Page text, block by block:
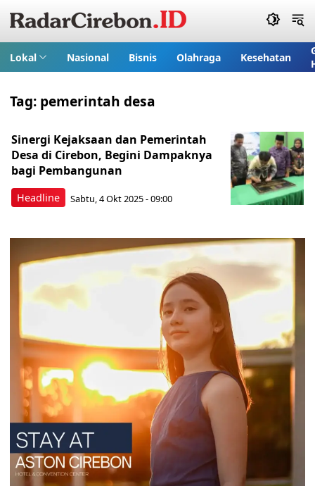
Lokal Nasional Bisnis Olahraga Kesehatan
Tag: pemerintah desa
Headline
Sinergi Kejaksaan dan Pemerintah
Desa di Cirebon, Begini Dampaknya
bagi Pembangunan
Sabtu, 4 Okt 2025 - 09:00